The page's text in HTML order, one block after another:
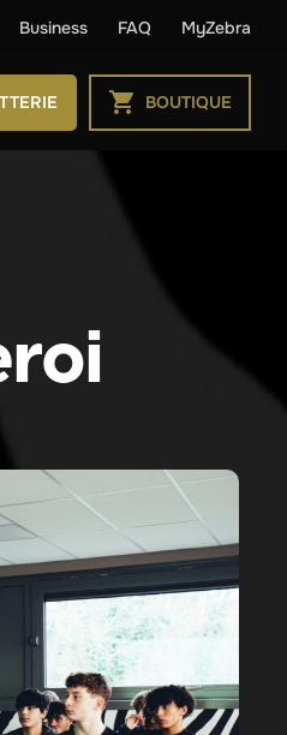
Business FAQ MyZebra
BOUTIQUE